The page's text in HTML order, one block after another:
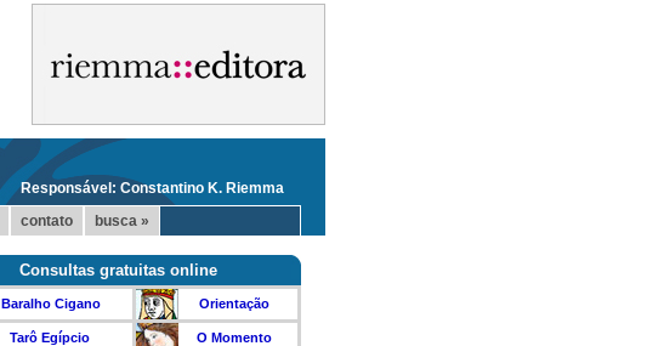
Responsável: Constantino K. Riemma
contato busca »
Consultas gratuitas online
Baralho Cigano
Tarô Egípcio
Orientação
O Momento